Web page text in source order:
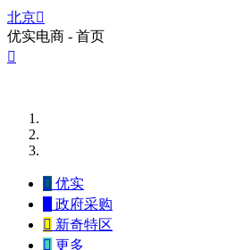
北京
优实电商 - 首页

 优实
政府采购
 新奇特区
 更多